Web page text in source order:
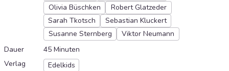
Olivia Büschken
Robert Glatzeder
Sarah Tkotsch
Sebastian Kluckert
Susanne Sternberg
Viktor Neumann
Dauer
45 Minuten
Verlag
Edelkids